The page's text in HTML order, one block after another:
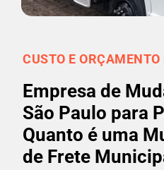
CUSTO E ORÇAMENTO
Empresa de
São Paulo para
Quanto é uma
de Frete